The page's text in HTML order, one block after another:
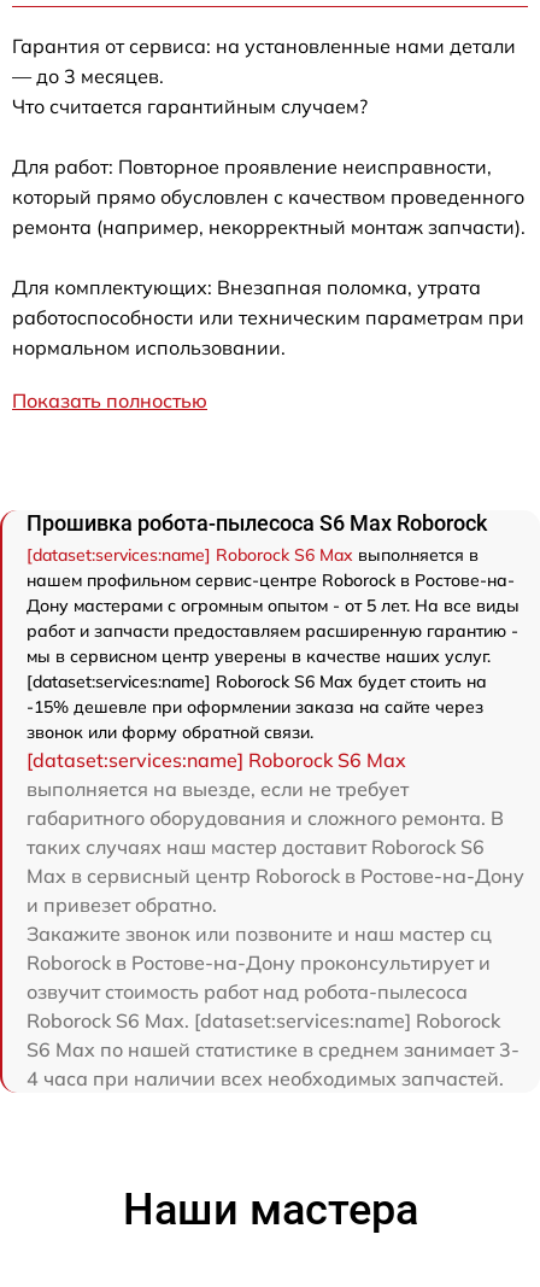
Гарантия от сервиса: на установленные нами детали
— до 3 месяцев.
Что считается гарантийным случаем?
Для работ: Повторное проявление неисправности,
который прямо обусловлен с качеством проведенного
ремонта (например, некорректный монтаж запчасти).
Для комплектующих: Внезапная поломка, утрата
работоспособности или техническим параметрам при
нормальном использовании.
Показать полностью
Прошивка робота-пылесоса S6 Max Roborock
[dataset:services:name] Roborock S6 Max выполняется в
нашем профильном сервис-центре Roborock в Ростове-на-
Дону мастерами с огромным опытом - от 5 лет. На все виды
работ и запчасти предоставляем расширенную гарантию -
мы в сервисном центр уверены в качестве наших услуг.
[dataset:services:name] Roborock S6 Max будет стоить на
-15% дешевле при оформлении заказа на сайте через
звонок или форму обратной связи.
[dataset:services:name] Roborock S6 Max
выполняется на выезде, если не требует
габаритного оборудования и сложного ремонта. В
таких случаях наш мастер доставит Roborock S6
Max в сервисный центр Roborock в Ростове-на-Дону
и привезет обратно.
Закажите звонок или позвоните и наш мастер сц
Roborock в Ростове-на-Дону проконсультирует и
озвучит стоимость работ над робота-пылесоса
Roborock S6 Max. [dataset:services:name] Roborock
S6 Max по нашей статистике в среднем занимает 3-
4 часа при наличии всех необходимых запчастей.
Наши мастера